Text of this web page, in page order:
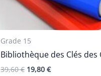
Grade 15
Bibliothèque des Clés des
39,60€ 19,80€